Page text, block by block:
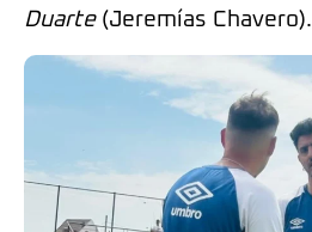
Duarte(Jeremías Chavero).